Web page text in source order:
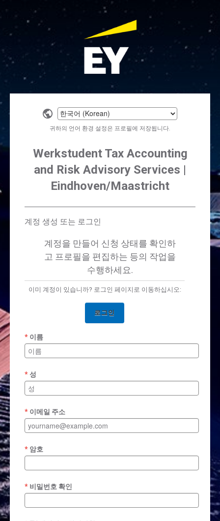
Select
language
귀하의 언어 환경 설정은 프로필에 저장됩니다.
Werkstudent Tax Accounting
and Risk Advisory Services |
Eindhoven/Maastricht
계정 생성 또는 로그인
계정을 만들어 신청 상태를 확인하
고 프로필을 편집하는 등의 작업을
수행하세요.
이미 계정이 있습니까? 로그인 페이지로 이동하십시오:
로그인
이름
성
이메일 주소
암호
비밀번호 확인